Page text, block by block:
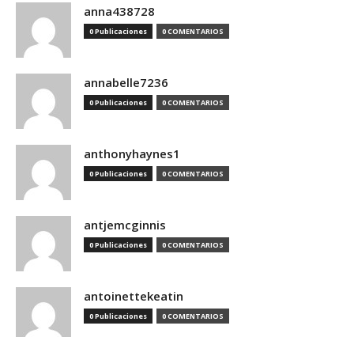
anna438728
0 Publicaciones 0 COMENTARIOS
annabelle7236
0 Publicaciones 0 COMENTARIOS
anthonyhaynes1
0 Publicaciones 0 COMENTARIOS
antjemcginnis
0 Publicaciones 0 COMENTARIOS
antoinettekeatin
0 Publicaciones 0 COMENTARIOS